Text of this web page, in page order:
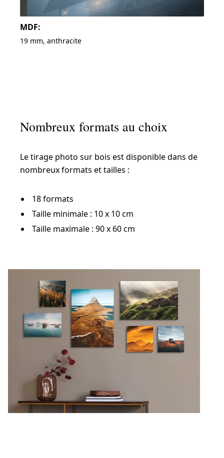
MDF:
19 mm, anthracite
Nombreux formats au choix
Le tirage photo sur bois est disponible dans de
nombreux formats et tailles :
18 formats
Taille minimale : 10 x 10 cm
Taille maximale : 90 x 60 cm